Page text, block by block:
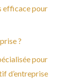
efficace pour
?
pour
d’entreprise